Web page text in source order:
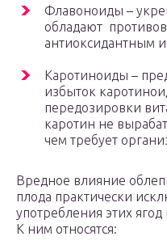
Флавоноиды –
обладают
антиоксидантным
Каротиноиды –
избыток
передозировки
каротин не
чем требует
Вредное влияние
плода практически
употребления этих
К ним относятся: